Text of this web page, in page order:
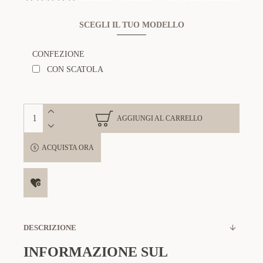
SCEGLI IL TUO MODELLO
CONFEZIONE
CON SCATOLA
AGGIUNGI AL CARRELLO
ACQUISTA ORA
DESCRIZIONE
INFORMAZIONE SUL